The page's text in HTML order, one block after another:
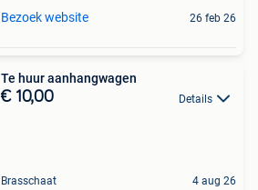
Bezoek website 26 feb 26
Te huur aanhangwagen
€ 10,00 Details
Brasschaat 4 aug 26